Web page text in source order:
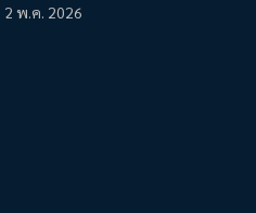
2 พ.ค. 2026